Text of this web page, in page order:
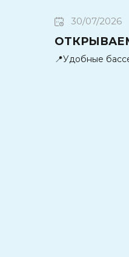
30/07/2026
📍Удобные